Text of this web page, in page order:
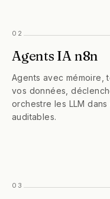
02
Agents IA n8n
Agents avec mémoire,
vos données,
orchestre les LLM
auditables.
03